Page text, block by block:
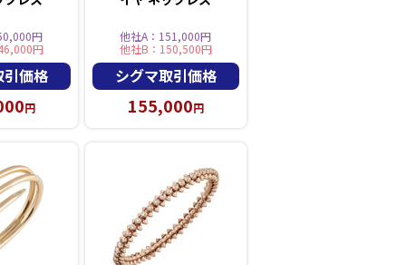
円
円
価格
円
他社A：151,000円
他社B：150,500円
シグマ取引価格
155,000円